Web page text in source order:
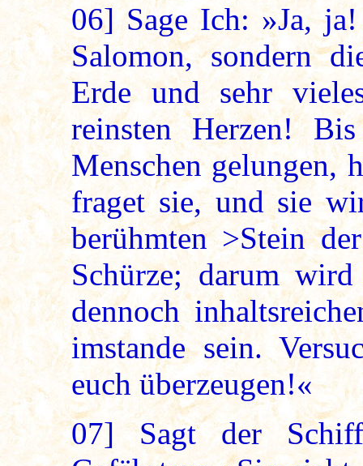
06] Sage Ich: »Ja,
Salomon, sondern
Erde und sehr
reinsten Herzen!
Menschen gelungen,
fraget sie, und sie
berühmten >Stein
Schürze; darum
dennoch
imstande sein.
euch überzeugen!«
07] Sagt der